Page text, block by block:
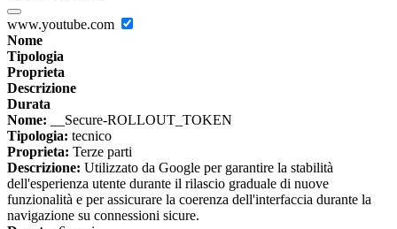
www.youtube.com
Nome
Tipologia
Proprieta
Descrizione
Durata
Nome: __Secure-ROLLOUT_TOKEN
Tipologia: tecnico
Proprieta: Terze parti
Descrizione: Utilizzato da Google per garantire la stabilità
dell'esperienza utente durante il rilascio graduale di nuove
funzionalità e per assicurare la coerenza dell'interfaccia durante la
navigazione su connessioni sicure.